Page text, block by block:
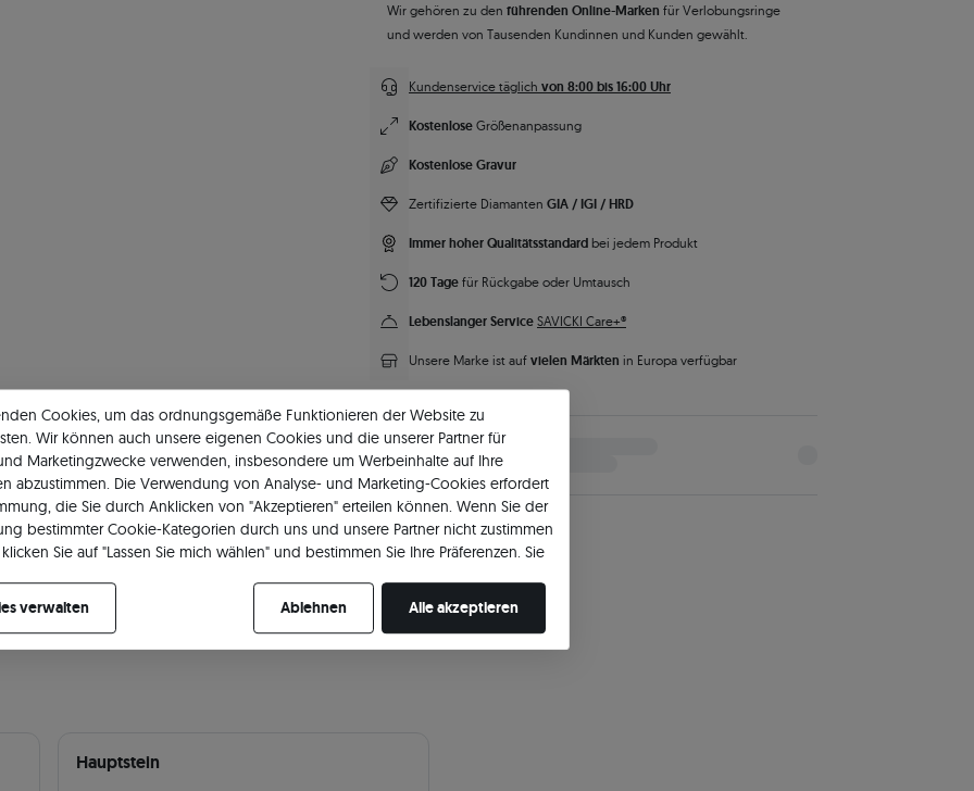
Wir gehören zu den führenden Online-Marken für Verlobungsringe
und werden von Tausenden Kundinnen und Kunden gewählt.
Kundenservice täglich von 8:00 bis 16:00 Uhr
Kostenlose Größenanpassung
Kostenlose Gravur
Zertifizierte Diamanten GIA / IGI / HRD
Immer hoher Qualitätsstandard bei jedem Produkt
120 Tage für Rückgabe oder Umtausch
Lebenslanger Service SAVICKI Care+®
Unsere Marke ist auf vielen Märkten in Europa verfügbar
aus Gold
Hauptstein
Cookies, um das ordnungsgemäße Funktionieren der Website zu
Wir können auch unsere eigenen Cookies und die unserer Partner für
Marketingzwecke verwenden, insbesondere um Werbeinhalte auf Ihre
abzustimmen. Die Verwendung von Analyse- und Marketing-Cookies erfordert
die Sie durch Anklicken von "Akzeptieren" erteilen können. Wenn Sie der
bestimmter Cookie-Kategorien durch uns und unsere Partner nicht zustimmen
Sie auf "Lassen Sie mich wählen" und bestimmen Sie Ihre Präferenzen. Sie
verwalten
Ablehnen Alle akzeptieren